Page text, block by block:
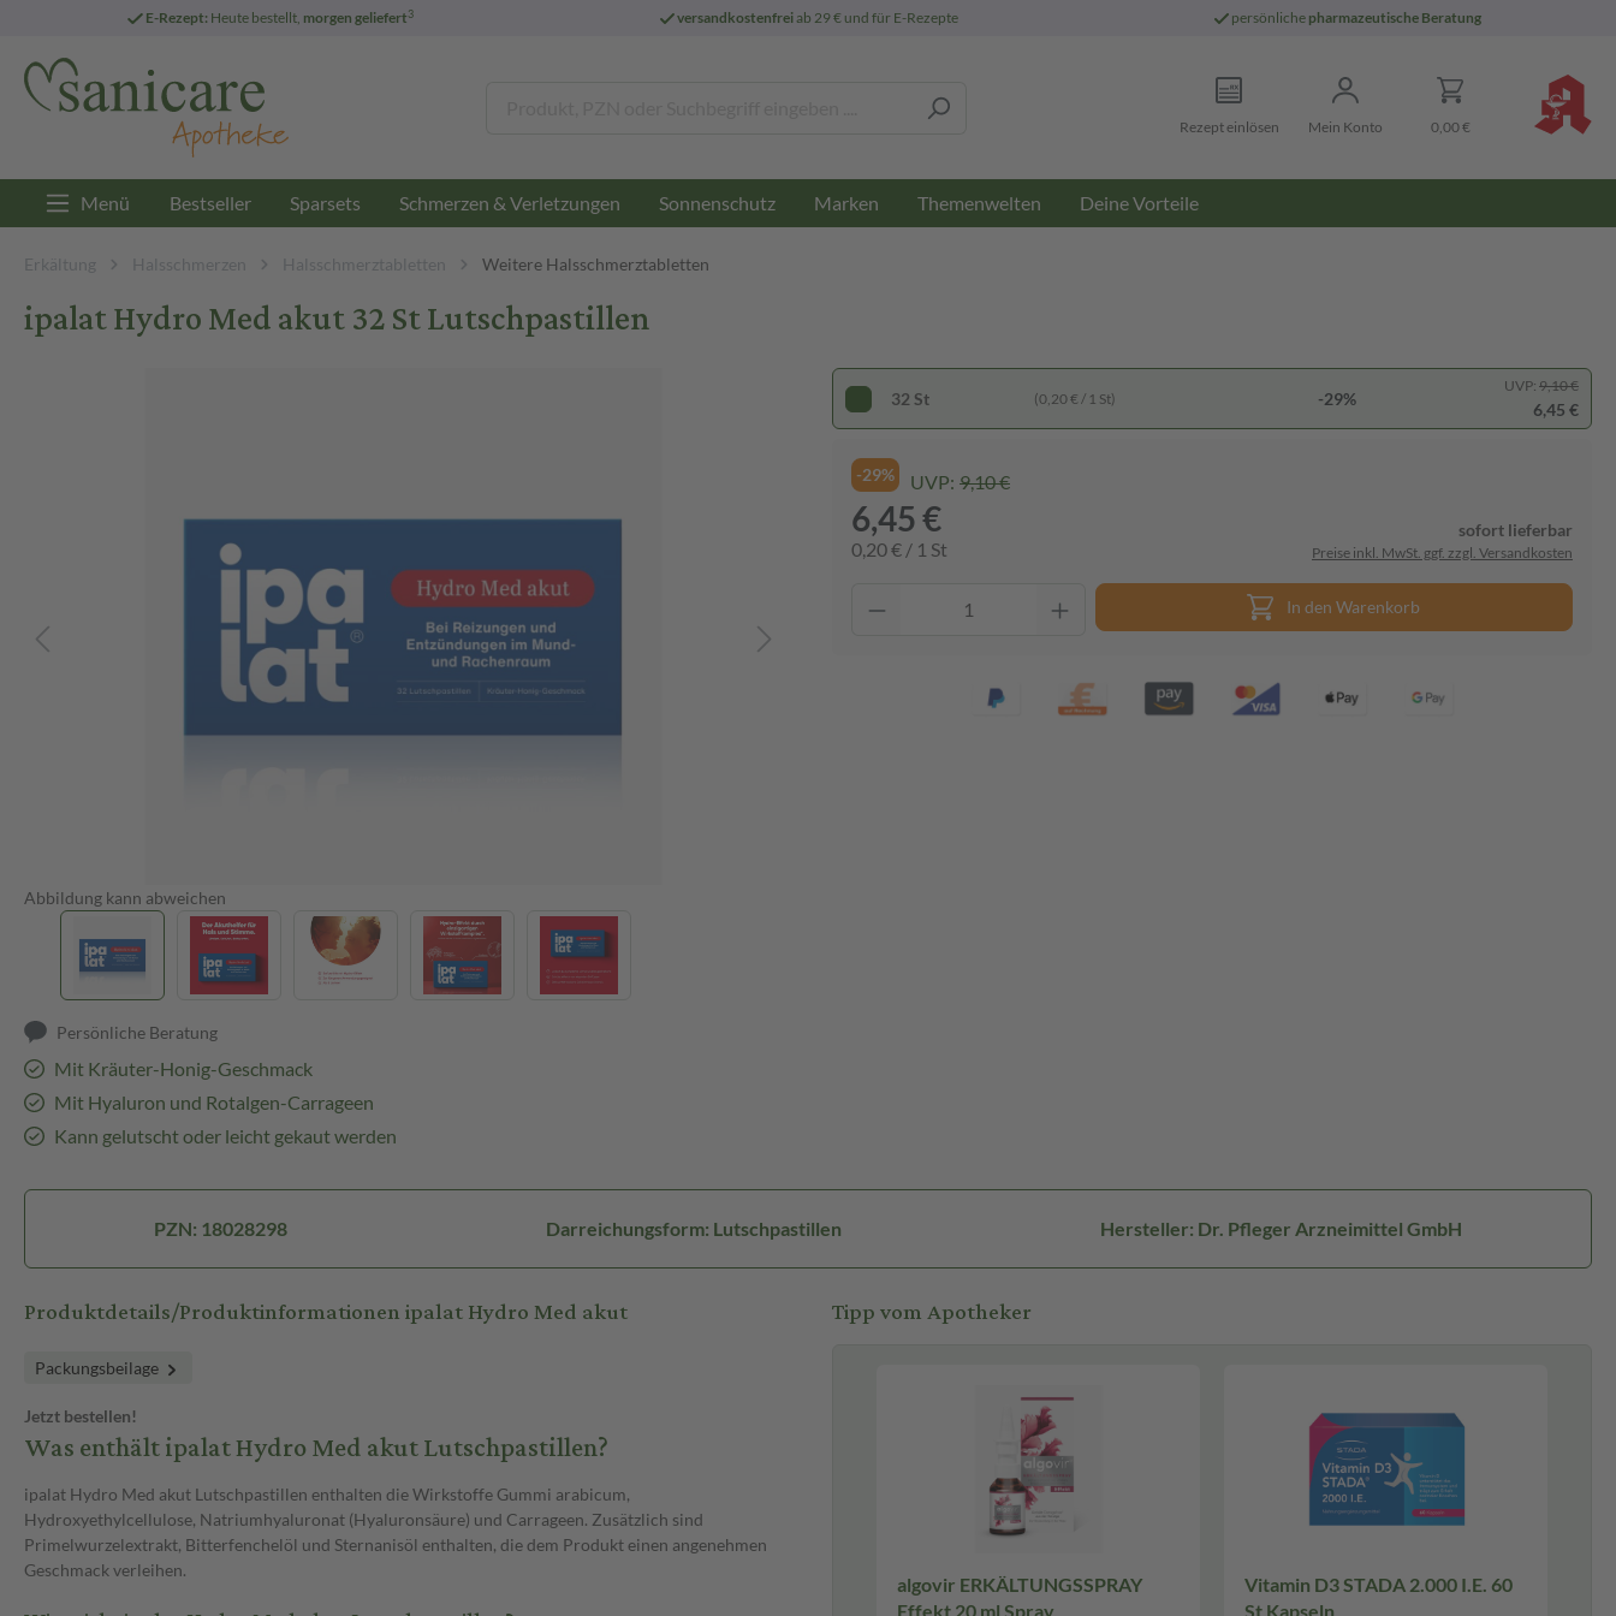
E-Rezept: Heute bestellt, morgen geliefert3 versandkostenfreiab 29 € und für E-Rezepte persönliche pharmazeutische Beratung
Rezept einlösen Mein Konto 0,00 €
Menü Bestseller Sparsets Schmerzen & Verletzungen Sonnenschutz Marken Themenwelten Deine Vorteile
Erkältung Halsschmerzen Halsschmerztabletten Weitere Halsschmerztabletten
ipalat Hydro Med akut 32 St Lutschpastillen
Abbildung kann abweichen
Persönliche Beratung
Mit Kräuter-Honig-Geschmack
Mit Hyaluron und Rotalgen-Carrageen
Kann gelutscht oder leicht gekaut werden
32 St (0,20 € / 1 St) -29%
UVP: 9,10 €
6,45 €
-29% UVP: 9,10 €
6,45 €
0,20 € / 1 St
sofort lieferbar
Preise inkl. MwSt. ggf. zzgl. Versandkosten
In den Warenkorb
PZN: 18028298 Darreichungsform: Lutschpastillen Hersteller: Dr. Pfleger Arzneimittel GmbH
Produktdetails/Produktinformationen ipalat Hydro Med akut
Packungsbeilage
Jetzt bestellen!
Was enthält ipalat Hydro Med akut Lutschpastillen?
ipalat Hydro Med akut Lutschpastillen enthalten die Wirkstoffe Gummi arabicum,
Hydroxyethylcellulose, Natriumhyaluronat (Hyaluronsäure) und Carrageen. Zusätzlich sind
Primelwurzelextrakt, Bitterfenchelöl und Sternanisöl enthalten, die dem Produkt einen angenehmen
Geschmack verleihen.
Tipp vom Apotheker
algovir ERKÄLTUNGSSPRAY
Effekt 20 ml Spray
Vitamin D3 STADA 2.000 I.E. 60
St Kapseln